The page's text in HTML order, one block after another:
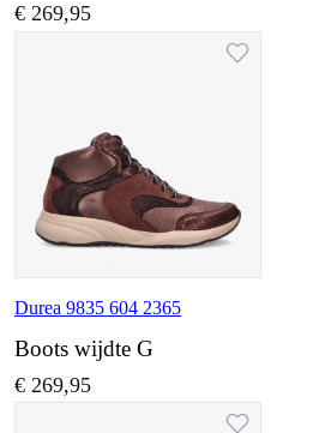
€ 269,95
Durea 9835 604 2365
Boots wijdte G
€ 269,95